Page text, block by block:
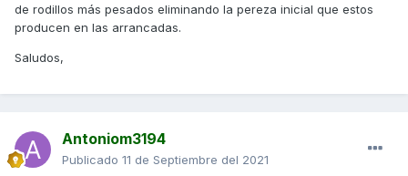
muelle rojo o quizás una mala configuración (rodillos de
Aporte: la moto la he puesto a 120kms/h por GPS, 130 de
marcador llaneando pero con muuucha distancia...
de rodillos más pesados eliminando la pereza inicial que estos
producen en las arrancadas.
Saludos,
Antoniom3194
Publicado 11 de Septiembre del 2021